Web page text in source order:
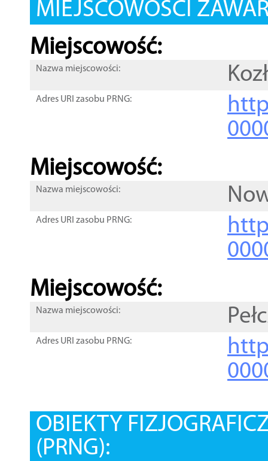
MIEJSCOWOŚCI
Miejscowość:
Nazwa miejscowości:
Adres URI zasobu PRNG:
Miejscowość:
Nazwa miejscowości:
Adres URI zasobu PRNG:
Miejscowość:
Nazwa miejscowości:
Adres URI zasobu PRNG:
OBIEKTY
(PRNG):